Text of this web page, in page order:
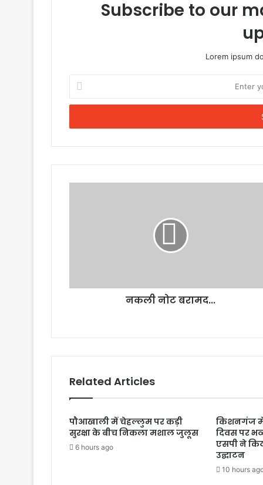
Subscribe to our
Lorem ipsum
Enter
your
Email
नकली नोट बरामद...
Related Articles
पौआखाली में चेहल्लुम पर कड़ी
सुरक्षा के बीच निकला मशाल जुलूस
6 hours ago
किशनगंज में
दिवस पर
एसपी ने
उद्घाटन
10 hours